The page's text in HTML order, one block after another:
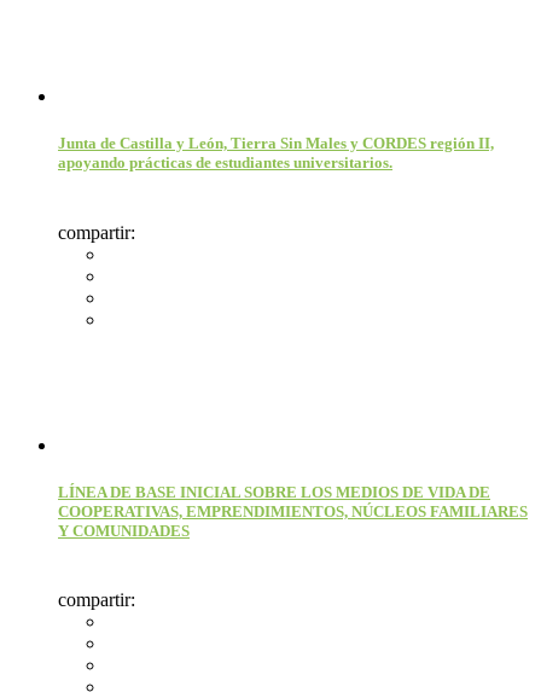
Junta de Castilla y León, Tierra Sin Males y CORDES región II,
apoyando prácticas de estudiantes universitarios.
compartir:
LÍNEA DE BASE INICIAL SOBRE LOS MEDIOS DE VIDA DE
COOPERATIVAS, EMPRENDIMIENTOS, NÚCLEOS FAMILIARES
Y COMUNIDADES
compartir: